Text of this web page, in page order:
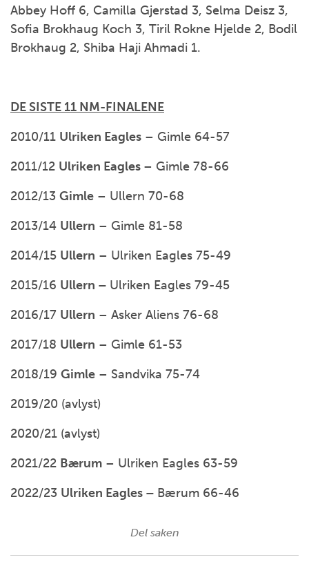
Abbey Hoff 6, Camilla Gjerstad 3, Selma Deisz 3,
Sofia Brokhaug Koch 3, Tiril Rokne Hjelde 2, Bodil
Brokhaug 2, Shiba Haji Ahmadi 1.
DE SISTE 11 NM-FINALENE
2010/11 Ulriken Eagles – Gimle 64-57
2011/12 Ulriken Eagles – Gimle 78-66
2012/13 Gimle – Ullern 70-68
2013/14 Ullern – Gimle 81-58
2014/15 Ullern – Ulriken Eagles 75-49
2015/16 Ullern – Ulriken Eagles 79-45
2016/17 Ullern – Asker Aliens 76-68
2017/18 Ullern – Gimle 61-53
2018/19 Gimle – Sandvika 75-74
2019/20 (avlyst)
2020/21 (avlyst)
2021/22 Bærum – Ulriken Eagles 63-59
2022/23 Ulriken Eagles – Bærum 66-46
Del saken